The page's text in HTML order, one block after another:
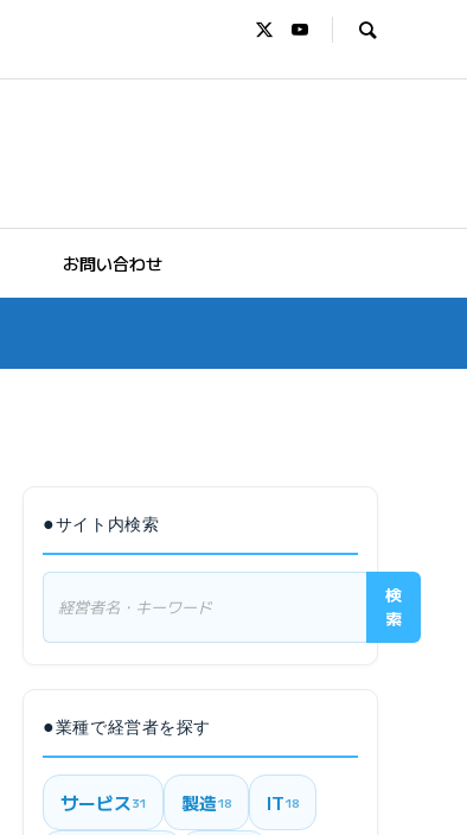
お問い合わせ
●サイト内検索
検
索
●業種で経営者を探す
サービス31 製造18 IT18